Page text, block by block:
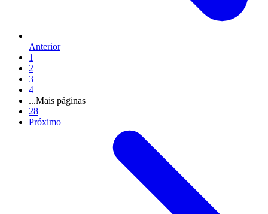
Anterior
1
2
3
4
...Mais páginas
28
Próximo